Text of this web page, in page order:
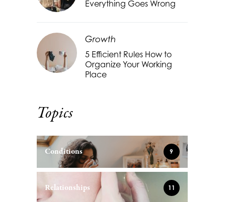
Everything Goes Wrong
Growth
5 Efficient Rules How to
Organize Your Working
Place
Topics
Conditions 9
Relationships 11